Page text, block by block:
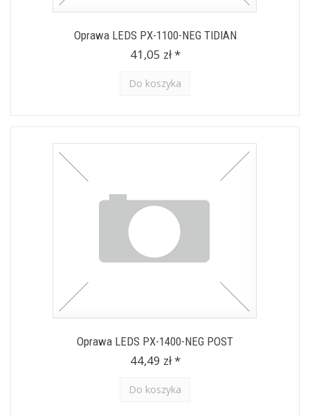
Oprawa LEDS PX-1100-NEG TIDIAN
41,05 zł *
Do koszyka
Oprawa LEDS PX-1400-NEG POST
44,49 zł *
Do koszyka